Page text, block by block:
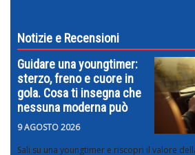
Notizie e Recensioni
Guidare una youngtimer:
sterzo, freno e cuore in
gola. Cosa ti insegna che
nessuna moderna può
9 AGOSTO 2026
Sali su una youngtimer e riscopri il valore